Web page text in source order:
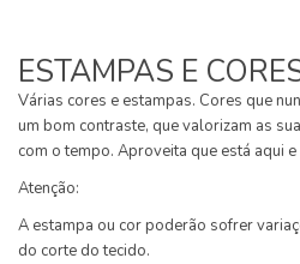
ESTAMPAS E
Várias cores e estampas. Cores que
um bom contraste, que valorizam as
com o tempo. Aproveita que está aqui
Atenção:
A estampa ou cor poderão sofrer
do corte do tecido.